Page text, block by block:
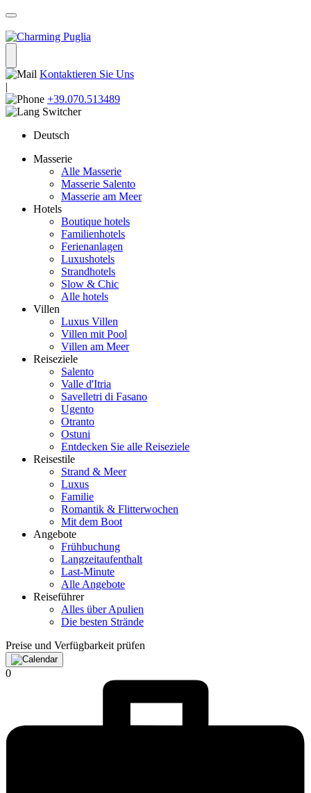
Kontaktieren Sie Uns
|
+39.070.513489
Deutsch
Masserie
Alle Masserie
Masserie Salento
Masserie am Meer
Hotels
Boutique hotels
Familienhotels
Ferienanlagen
Luxushotels
Strandhotels
Slow & Chic
Alle hotels
Villen
Luxus Villen
Villen mit Pool
Villen am Meer
Reiseziele
Salento
Valle d'Itria
Savelletri di Fasano
Ugento
Otranto
Ostuni
Entdecken Sie alle Reiseziele
Reisestile
Strand & Meer
Luxus
Familie
Romantik & Flitterwochen
Mit dem Boot
Angebote
Frühbuchung
Langzeitaufenthalt
Last-Minute
Alle Angebote
Reiseführer
Alles über Apulien
Die besten Strände
Preise und Verfügbarkeit prüfen
0